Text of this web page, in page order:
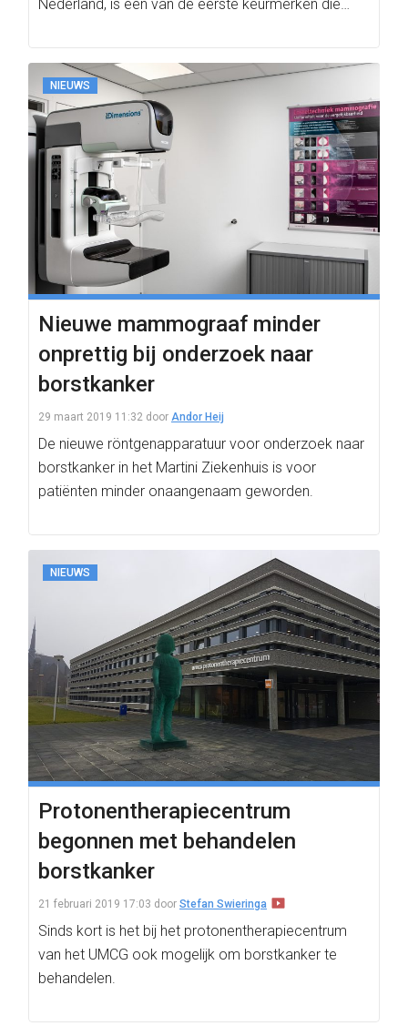
Nederland, is een van de eerste keurmerken die…
NIEUWS
Nieuwe mammograaf minder
onprettig bij onderzoek naar
borstkanker
29 maart 2019 11:32 door Andor Heij
De nieuwe röntgenapparatuur voor onderzoek naar
borstkanker in het Martini Ziekenhuis is voor
patiënten minder onaangenaam geworden.
NIEUWS
Protonentherapiecentrum
begonnen met behandelen
borstkanker
21 februari 2019 17:03 door Stefan Swieringa
Sinds kort is het bij het protonentherapiecentrum
van het UMCG ook mogelijk om borstkanker te
behandelen.